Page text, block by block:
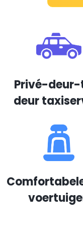
Privé-
deur